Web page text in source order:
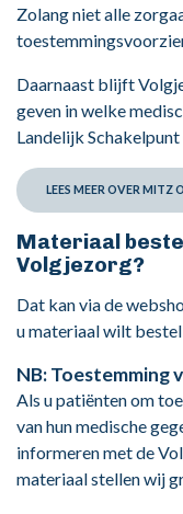
Zolang niet alle
Daarnaast blijft
geven in welke
Landelijk Schakelpunt
LEES MEER OVER MITZ
Materiaal
Volgjezorg?
Dat kan via de
u materiaal wilt
NB: Toestemming
Als u patiënten om
van hun medische
informeren met de
materiaal stellen wij